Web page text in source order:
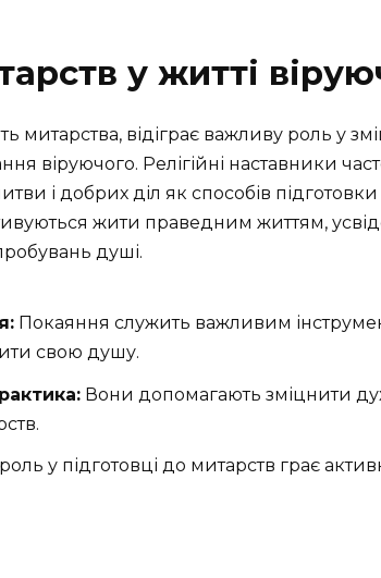
у житті
митарства, відіграє важливу роль у
віруючого. Релігійні наставники
і добрих діл як способів
жити праведним життям,
душі.
Покаяння служить важливим
свою душу.
Вони допомагають зміцнити
у підготовці до митарств грає